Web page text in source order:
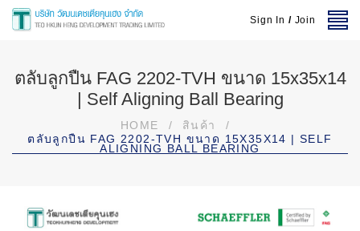
Sign In / Join
ตลับลูกปืน FAG 2202-TVH ขนาด 15x35x14
| Self Aligning Ball Bearing
HOME / สินค้า
/
ตลับลูกปืน FAG 2202-TVH ขนาด 15X35X14 | SELF
ALIGNING BALL BEARING